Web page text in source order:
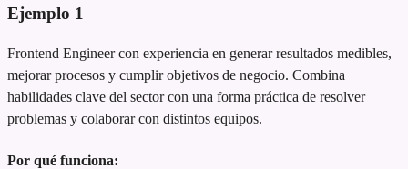
Ejemplo 1
Frontend Engineer con experiencia en generar resultados medibles,
mejorar procesos y cumplir objetivos de negocio. Combina
habilidades clave del sector con una forma práctica de resolver
problemas y colaborar con distintos equipos.
Por qué funciona: